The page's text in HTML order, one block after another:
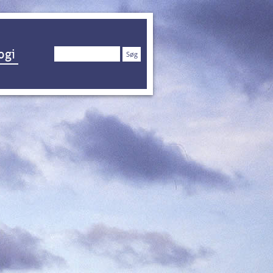
Søg